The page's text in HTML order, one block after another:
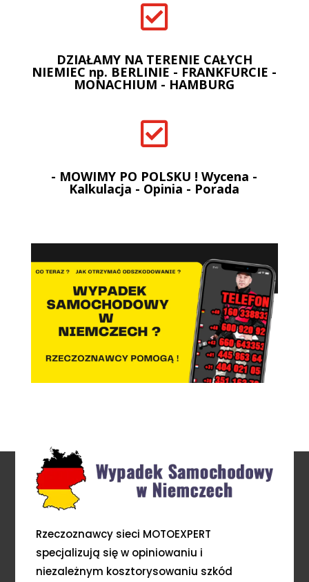

DZIAŁAMY NA TERENIE CAŁYCH
NIEMIEC np. BERLINIE - FRANKFURCIE -
MONACHIUM - HAMBURG

- MOWIMY PO POLSKU ! Wycena -
Kalkulacja - Opinia - Porada
Rzeczoznawcy sieci MOTOEXPERT
specjalizują się w opiniowaniu i
niezależnym kosztorysowaniu szkód